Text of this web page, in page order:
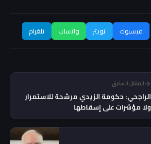
فيسبوك تويتر واتساب تلغرام
المقال السابق
الراجحي: حكومة الزيدي مرشحة للاستمرار
ولا مؤشرات على إسقاطها